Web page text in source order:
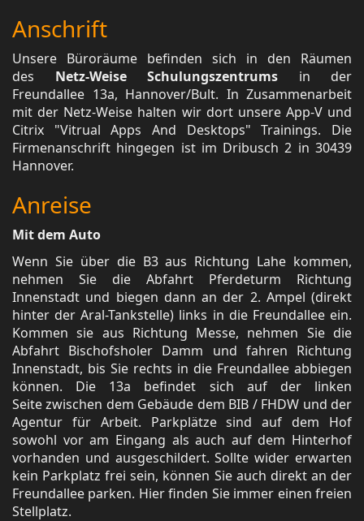
Anschrift
Unsere Büroräume befinden sich in den Räumen
des Netz-Weise Schulungszentrums in der
Freundallee 13a, Hannover/Bult. In Zusammenarbeit
mit der Netz-Weise halten wir dort unsere App-V und
Citrix "Vitrual Apps And Desktops" Trainings. Die
Firmenanschrift hingegen ist im Dribusch 2 in 30439
Hannover.
Anreise
Mit dem Auto
Wenn Sie über die B3 aus Richtung Lahe kommen,
nehmen Sie die Abfahrt Pferdeturm Richtung
Innenstadt und biegen dann an der 2. Ampel (direkt
hinter der Aral-Tankstelle) links in die Freundallee ein.
Kommen sie aus Richtung Messe, nehmen Sie die
Abfahrt Bischofsholer Damm und fahren Richtung
Innenstadt, bis Sie rechts in die Freundallee abbiegen
können. Die 13a befindet sich auf der linken
Seite zwischen dem Gebäude dem BIB / FHDW und der
Agentur für Arbeit. Parkplätze sind auf dem Hof
sowohl vor am Eingang als auch auf dem Hinterhof
vorhanden und ausgeschildert. Sollte wider erwarten
kein Parkplatz frei sein, können Sie auch direkt an der
Freundallee parken. Hier finden Sie immer einen freien
Stellplatz.